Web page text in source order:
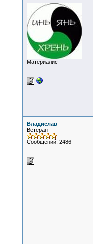
Материалист
Владислав
Ветеран
Сообщений: 2486